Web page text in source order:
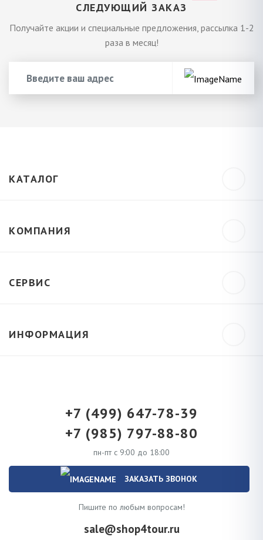
СЛЕДУЮЩИЙ ЗАКАЗ
Получайте акции и специальные предложения, рассылка 1-2
раза в месяц!
КАТАЛОГ
КОМПАНИЯ
СЕРВИС
ИНФОРМАЦИЯ
+7 (499) 647-78-39
+7 (985) 797-88-80
пн-пт с 9:00 до 18:00
ЗАКАЗАТЬ ЗВОНОК
Пишите по любым вопросам!
sale@shop4tour.ru